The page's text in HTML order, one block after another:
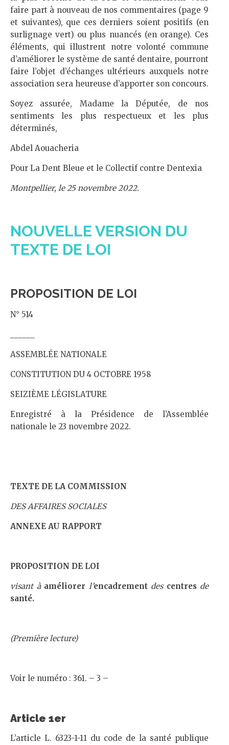
faire part à nouveau de nos commentaires (page 9
et suivantes), que ces derniers soient positifs (en
surlignage vert) ou plus nuancés (en orange). Ces
éléments, qui illustrent notre volonté commune
d’améliorer le système de santé dentaire, pourront
faire l’objet d’échanges ultérieurs auxquels notre
association sera heureuse d’apporter son concours.
Soyez assurée, Madame la Députée, de nos
sentiments les plus respectueux et les plus
déterminés,
Abdel Aouacheria
Pour La Dent Bleue et le Collectif contre Dentexia
Montpellier, le 25 novembre 2022.
NOUVELLE VERSION DU
TEXTE DE LOI
PROPOSITION DE LOI
N° 514
ASSEMBLÉE NATIONALE
CONSTITUTION DU 4 OCTOBRE 1958
SEIZIÈME LÉGISLATURE
Enregistré à la Présidence de l’Assemblée
nationale le 23 novembre 2022.
TEXTE DE LA COMMISSION
DES AFFAIRES SOCIALES
ANNEXE AU RAPPORT
PROPOSITION DE LOI
visant à améliorer l’encadrement des centres de
santé.
(Première lecture)
Voir le numéro : 361. – 3 –
Article 1er
L’article L. 6323-1-11 du code de la santé publique